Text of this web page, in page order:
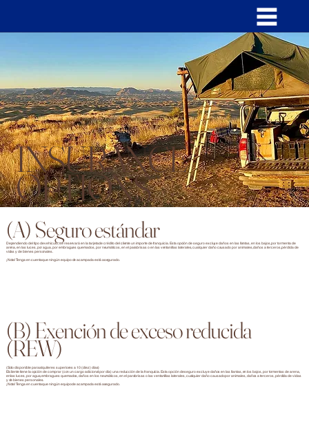
INSURANCE
OPTIONS
(A) Seguro estándar
Dependiendo del tipo de vehículo, se reservará en la tarjeta de crédito del cliente un importe de franquicia. Esta opción de seguro excluye daños en las llantas, en los bajos, por tormenta de
arena, en las luces, por agua, por embragues quemados, por neumáticos, en el parabrisas o en las ventanillas laterales, cualquier daño causado por animales, daños a terceros, pérdida de
vidas y de bienes personales.
¡Nota! Tenga en cuenta que ningún equipo de acampada está asegurado.
(B) Exención de exceso reducida
(REW)
(Solo disponible para alquileres superiores a 10 (diez) días)
El cliente tiene la opción de comprar (con un cargo adicional por día) una reducción de la franquicia. Esta opción de seguro excluye daños en las llantas, en los bajos, por tormentas de arena,
en las luces, por agua, embragues quemados, daños en los neumáticos, en el parabrisas o las ventanillas laterales, cualquier daño causado por animales, daños a terceros, pérdida de vidas
y de bienes personales.
¡Nota! Tenga en cuenta que ningún equipo de acampada está asegurado.